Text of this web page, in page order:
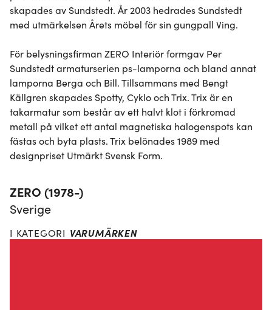
skapades av Sundstedt. År 2003 hedrades Sundstedt
med utmärkelsen Årets möbel för sin gungpall Ving.
För belysningsfirman ZERO Interiör formgav Per
Sundstedt armaturserien ps-lamporna och bland annat
lamporna Berga och Bill. Tillsammans med Bengt
Källgren skapades Spotty, Cyklo och Trix. Trix är en
takarmatur som består av ett halvt klot i förkromad
metall på vilket ett antal magnetiska halogenspots kan
fästas och byta plasts. Trix belönades 1989 med
designpriset Utmärkt Svensk Form.
ZERO (1978-)
Sverige
I KATEGORI VARUMÄRKEN